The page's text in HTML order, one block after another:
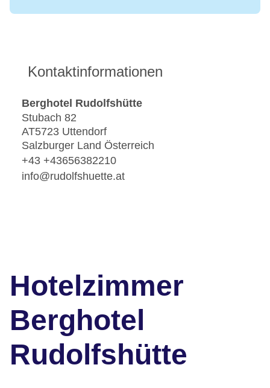
Kontaktinformationen
Berghotel Rudolfshütte
Stubach 82
AT5723 Uttendorf
Salzburger Land Österreich
+43 +43656382210
info@rudolfshuette.at
Hotelzimmer
Berghotel
Rudolfshütte